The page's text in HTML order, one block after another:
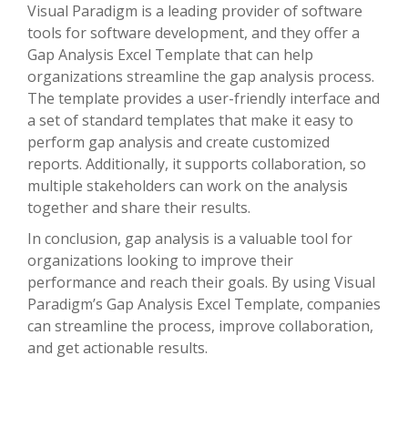
Visual Paradigm is a leading provider of software
tools for software development, and they offer a
Gap Analysis Excel Template that can help
organizations streamline the gap analysis process.
The template provides a user-friendly interface and
a set of standard templates that make it easy to
perform gap analysis and create customized
reports. Additionally, it supports collaboration, so
multiple stakeholders can work on the analysis
together and share their results.
In conclusion, gap analysis is a valuable tool for
organizations looking to improve their
performance and reach their goals. By using Visual
Paradigm’s Gap Analysis Excel Template, companies
can streamline the process, improve collaboration,
and get actionable results.